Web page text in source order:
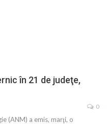
în 21 de judeţe,
0
(ANM) a emis, marţi, o